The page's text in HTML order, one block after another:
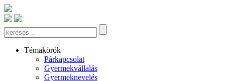
Témakörök
Párkapcsolat
Gyermekvállalás
Gyermeknevelés